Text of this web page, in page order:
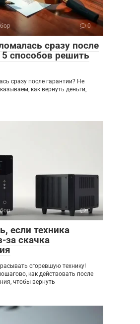
0
сразу после
5 способов решить
сразу после гарантии? Не
как вернуть деньги,
0
если техника
за скачка
сгоревшую технику!
как действовать после
чтобы вернуть